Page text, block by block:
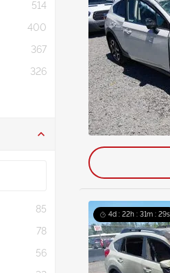
514
400
367
326
85
78
56
4d : 22h : 31m : 27s